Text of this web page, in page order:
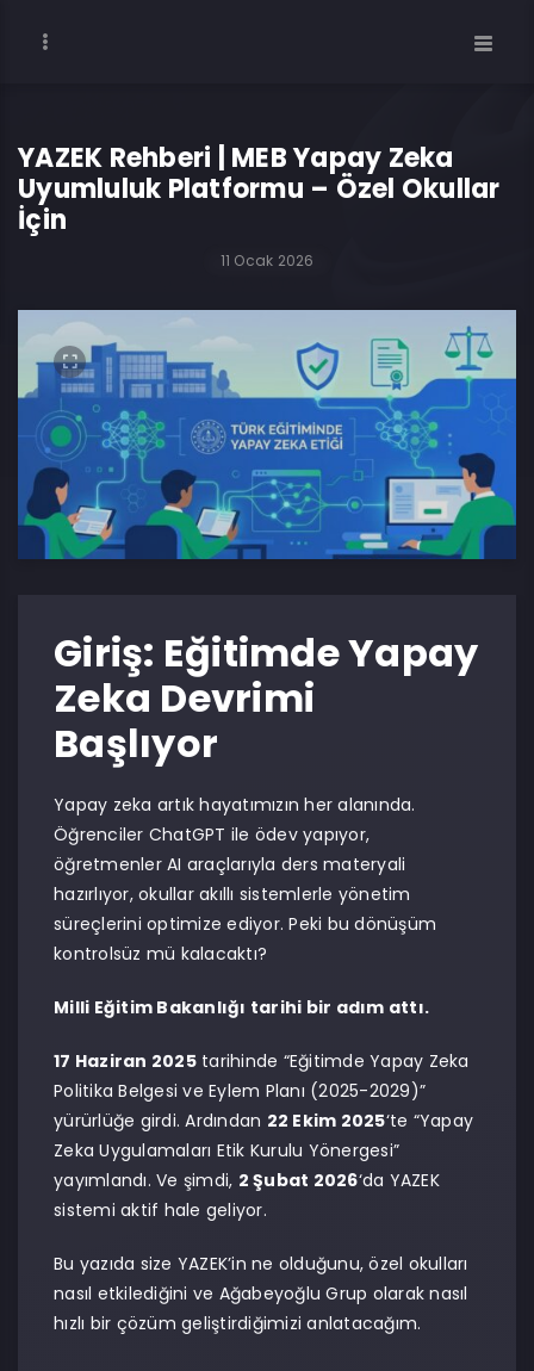
YAZEK Rehberi | MEB Yapay Zeka
Uyumluluk Platformu – Özel Okullar
İçin
11 Ocak 2026
Giriş: Eğitimde Yapay
Zeka Devrimi
Başlıyor
Yapay zeka artık hayatımızın her alanında.
Öğrenciler ChatGPT ile ödev yapıyor,
öğretmenler AI araçlarıyla ders materyali
hazırlıyor, okullar akıllı sistemlerle yönetim
süreçlerini optimize ediyor. Peki bu dönüşüm
kontrolsüz mü kalacaktı?
Milli Eğitim Bakanlığı tarihi bir adım attı.
17 Haziran 2025tarihinde “Eğitimde Yapay Zeka
Politika Belgesi ve Eylem Planı (2025-2029)”
yürürlüğe girdi. Ardından 22 Ekim 2025‘te “Yapay
Zeka Uygulamaları Etik Kurulu Yönergesi”
yayımlandı. Ve şimdi, 2 Şubat 2026‘da YAZEK
sistemi aktif hale geliyor.
Bu yazıda size YAZEK’in ne olduğunu, özel okulları
nasıl etkilediğini ve Ağabeyoğlu Grup olarak nasıl
hızlı bir çözüm geliştirdiğimizi anlatacağım.